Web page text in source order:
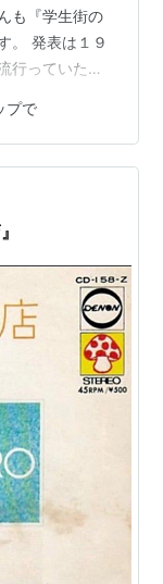
も『学生街の
。 発表は１９
行っていた頃
っていうんで
作詞：阿久悠
数々の青春を
涙する人もい
の マスター
プで